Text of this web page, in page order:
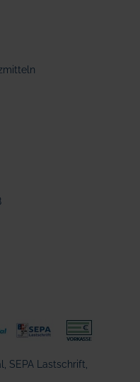
SEPA Lastschrift,